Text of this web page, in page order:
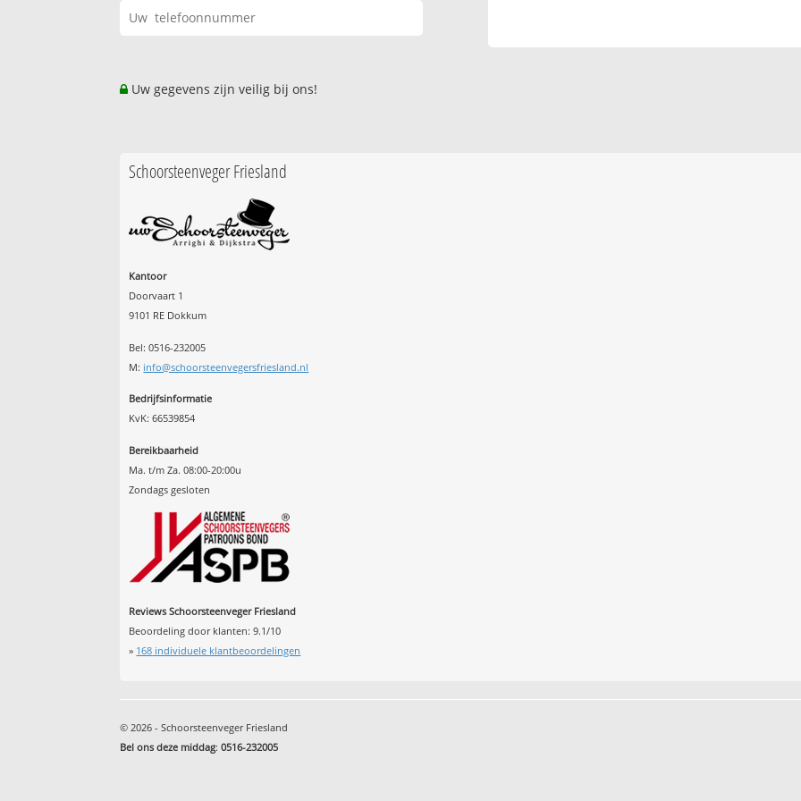
Uw gegevens zijn veilig bij ons!
Schoorsteenveger Friesland
Kantoor
Doorvaart 1
9101 RE Dokkum
Bel: 0516-232005
M: info@schoorsteenvegersfriesland.nl
Bedrijfsinformatie
KvK: 66539854
Bereikbaarheid
Ma. t/m Za. 08:00-20:00u
Zondags gesloten
Reviews Schoorsteenveger Friesland
Beoordeling door klanten:9.1/10
» 168 individuele klantbeoordelingen
© 2026 - Schoorsteenveger Friesland
Bel ons deze middag:0516-232005